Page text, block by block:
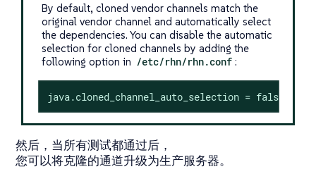
By default, cloned vendor channels match the
original vendor channel and automatically select
the dependencies. You can disable the automatic
selection for cloned channels by adding the
following option in /etc/rhn/rhn.conf :
java.cloned_channel_auto_selection = false
然后，当所有测试都通过后，
您可以将克隆的通道升级为生产服务器。